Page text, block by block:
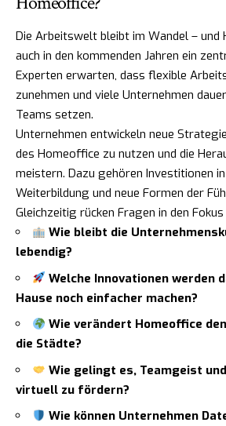
Die Arbeitswelt bleibt im Wandel – und
auch in den kommenden Jahren ein
Experten erwarten, dass flexible
zunehmen und viele Unternehmen
Teams setzen.
Unternehmen entwickeln neue
des Homeoffice zu nutzen und die
meistern. Dazu gehören Investitionen in
Weiterbildung und neue Formen der
Gleichzeitig rücken Fragen in den Fokus
Wie bleibt die
lebendig?
Welche Innovationen werden
Hause noch einfacher machen?
Wie verändert Homeoffice
die Städte?
Wie gelingt es, Teamgeist
virtuell zu fördern?
Wie können Unternehmen